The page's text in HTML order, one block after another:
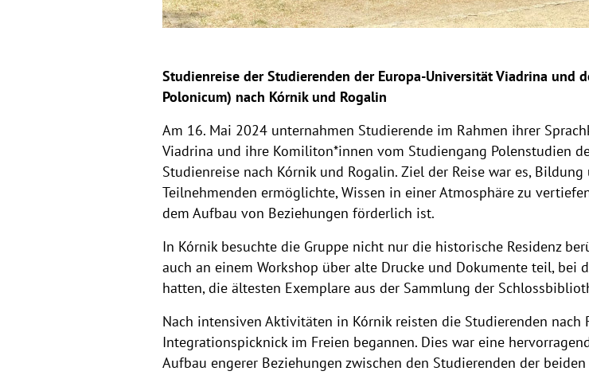
Studienreise der Studierenden der Europa-Universität Viadrina und
Polonicum) nach Kórnik und Rogalin
Am 16. Mai 2024 unternahmen Studierende im Rahmen ihrer
Viadrina und ihre Komiliton*innen vom Studiengang Polenstudien
Studienreise nach Kórnik und Rogalin. Ziel der Reise war es,
Teilnehmenden ermöglichte, Wissen in einer Atmosphäre zu
dem Aufbau von Beziehungen förderlich ist.
In Kórnik besuchte die Gruppe nicht nur die historische Residenz
auch an einem Workshop über alte Drucke und Dokumente teil, bei
hatten, die ältesten Exemplare aus der Sammlung der
Nach intensiven Aktivitäten in Kórnik reisten die Studierenden
Integrationspicknick im Freien begannen. Dies war eine
Aufbau engerer Beziehungen zwischen den Studierenden der